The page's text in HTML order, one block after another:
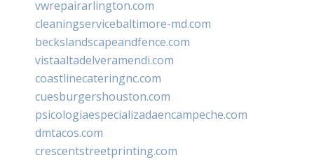
vwrepairarlington.com
cleaningservicebaltimore-md.com
beckslandscapeandfence.com
vistaaltadelveramendi.com
coastlinecateringnc.com
cuesburgershouston.com
psicologiaespecializadaencampeche.com
dmtacos.com
crescentstreetprinting.com